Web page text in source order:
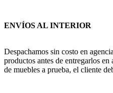
ENVÍOS AL INTERIOR
Despachamos sin costo en
productos antes de entregarlos
de muebles a prueba, el cliente